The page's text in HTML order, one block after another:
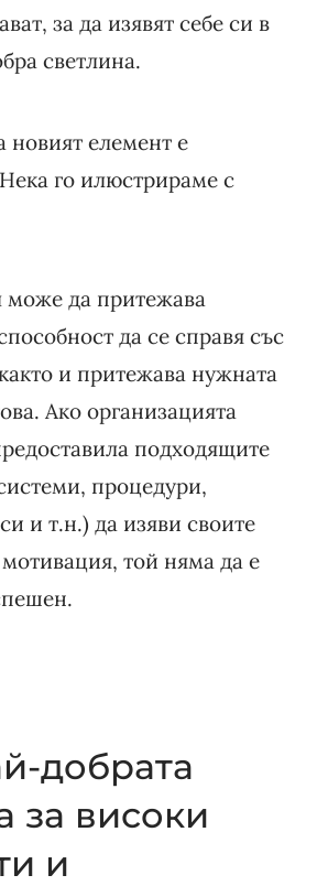
за да изявят себе си в
светлина.
новият елемент е
го илюстрираме с
може да притежава
да се справя със
и притежава нужната
Ако организацията
подходящите
процедури,
и т.н.) да изяви своите
той няма да е
добрата
за високи
и